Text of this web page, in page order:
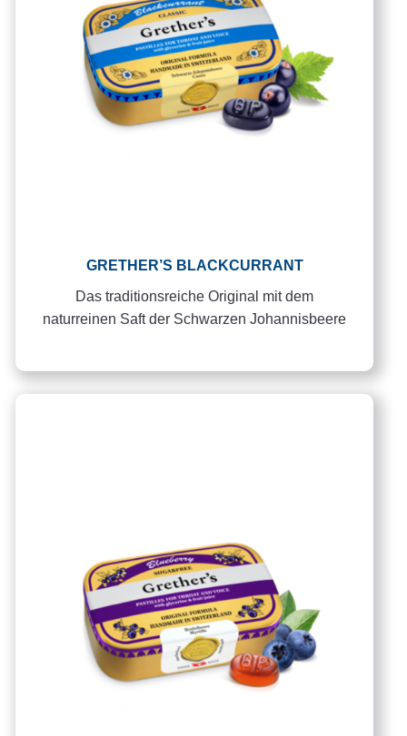
GRETHER’S BLACKCURRANT
Das traditionsreiche Original mit dem
naturreinen Saft der Schwarzen Johannisbeere